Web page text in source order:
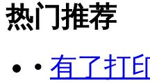
热门推荐
• 有了打